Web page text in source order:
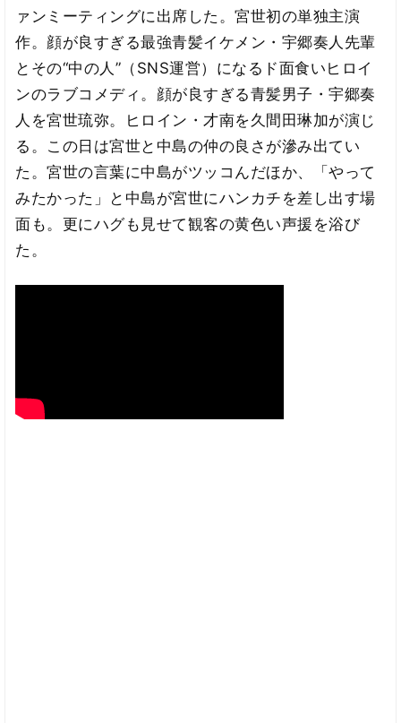
ァンミーティングに出席した。宮世初の単独主演
作。顔が良すぎる最強青髪イケメン・宇郷奏人先輩
とその“中の人”（SNS運営）になるド面食いヒロイ
ンのラブコメディ。顔が良すぎる青髪男子・宇郷奏
人を宮世琉弥。ヒロイン・才南を久間田琳加が演じ
る。この日は宮世と中島の仲の良さが滲み出てい
た。宮世の言葉に中島がツッコんだほか、「やって
みたかった」と中島が宮世にハンカチを差し出す場
面も。更にハグも見せて観客の黄色い声援を浴び
た。